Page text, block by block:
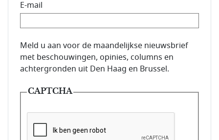
E-mail
E-mailadres van de abonnee.
Meld u aan voor de maandelijkse nieuwsbrief
met beschouwingen, opinies, columns en
achtergronden uit Den Haag en Brussel.
CAPTCHA